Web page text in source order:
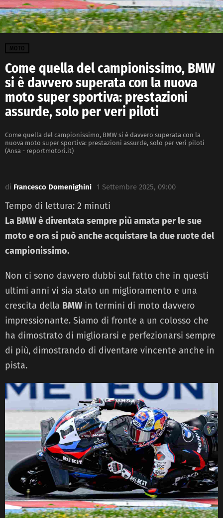
MOTO
Come quella del campionissimo, BMW
si è davvero superata con la nuova
moto super sportiva: prestazioni
assurde, solo per veri piloti
Come quella del campionissimo, BMW si è davvero superata con la
nuova moto super sportiva: prestazioni assurde, solo per veri piloti
(Ansa - reportmotori.it)
di Francesco Domenighini 1 Settembre 2025, 09:00
Tempo di lettura: 2 minuti
La BMW è diventata sempre più amata per le sue
moto e ora si può anche acquistare la due ruote del
campionissimo.
Non ci sono davvero dubbi sul fatto che in questi
ultimi anni vi sia stato un miglioramento e una
crescita della BMW in termini di moto davvero
impressionante. Siamo di fronte a un colosso che
ha dimostrato di migliorarsi e perfezionarsi sempre
di più, dimostrando di diventare vincente anche in
pista.